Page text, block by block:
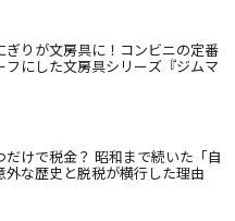
ぎりが文房具に！コンビニの定番
フにした文房具シリーズ『ジムマ
だけで税金？ 昭和まで続いた「自
外な歴史と脱税が横行した理由